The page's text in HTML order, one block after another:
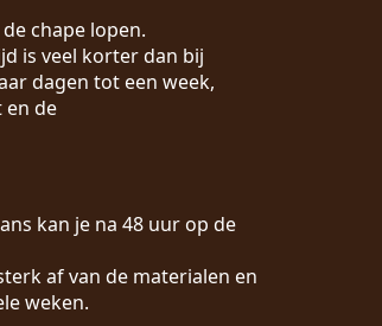
chape lopen.
is veel korter dan bij
dagen tot een week,
en de
kan je na 48 uur op de
af van de materialen en
weken.